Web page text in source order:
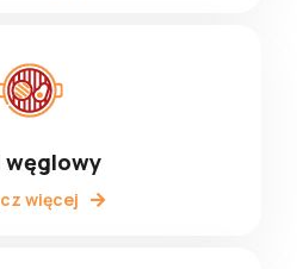
węglowy
więcej